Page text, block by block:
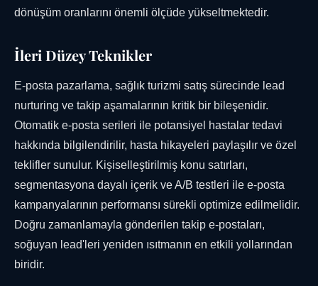
dönüşüm oranlarını önemli ölçüde yükseltmektedir.
İleri Düzey Teknikler
E-posta pazarlama, sağlık turizmi satış sürecinde lead
nurturing ve takip aşamalarının kritik bir bileşenidir.
Otomatik e-posta serileri ile potansiyel hastalar tedavi
hakkında bilgilendirilir, hasta hikayeleri paylaşılır ve özel
teklifler sunulur. Kişiselleştirilmiş konu satırları,
segmentasyona dayalı içerik ve A/B testleri ile e-posta
kampanyalarının performansı sürekli optimize edilmelidir.
Doğru zamanlamayla gönderilen takip e-postaları,
soğuyan lead'leri yeniden ısıtmanın en etkili yollarından
biridir.